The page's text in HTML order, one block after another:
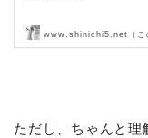
Liss 恵比寿【フリーラ
www.shinichi5.net（こ
ただし、ちゃんと理